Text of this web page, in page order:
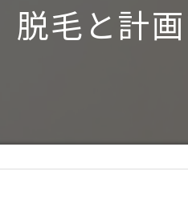
脱毛と計